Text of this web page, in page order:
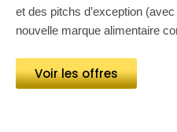
et des pitchs d’exception
nouvelle marque alimentaire
Voir les offres